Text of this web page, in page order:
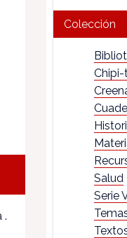
.
Colección
Salud
Serie